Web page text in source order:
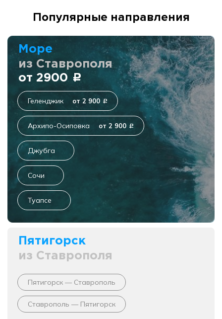
Популярные направления
Море
из Ставрополя
от 2900 c
Геленджик от 2 900 c
Архипо-Осиповка от 2 900 c
Джубга
Сочи
Туапсе
Пятигорск
из Ставрополя
Пятигорск — Ставрополь
Ставрополь — Пятигорск